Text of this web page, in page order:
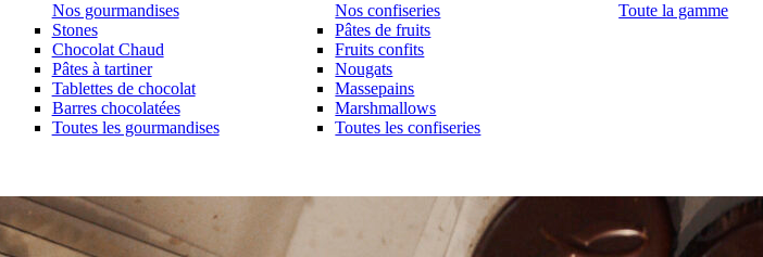
Nos gourmandises
Stones
Chocolat Chaud
Pâtes à tartiner
Tablettes de chocolat
Barres chocolatées
Toutes les gourmandises
Nos confiseries
Pâtes de fruits
Fruits confits
Nougats
Massepains
Marshmallows
Toutes les confiseries
Toute la gamme